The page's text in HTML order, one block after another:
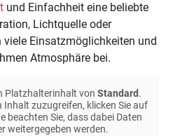
und Einfachheit eine beliebte
Lichtquelle oder
viele Einsatzmöglichkeiten und
Atmosphäre bei.
Platzhalterinhalt von Standard.
Inhalt zuzugreifen, klicken Sie auf
beachten Sie, dass dabei Daten
weitergegeben werden.